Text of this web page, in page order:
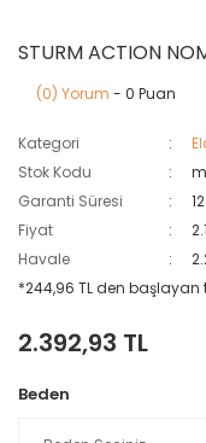
STURM ACTION
(0) Yorum - 0 Puan
Kategori
Stok Kodu
Garanti Süresi
Fiyat
Havale
*244,96 TL den başlayan
2.392,93 TL
Beden